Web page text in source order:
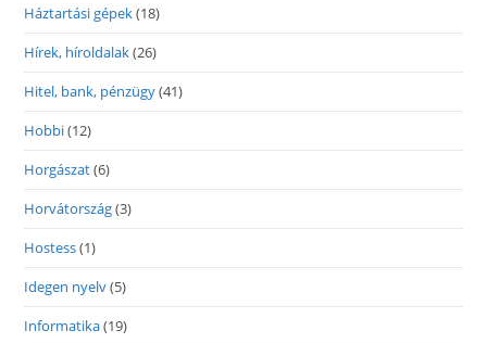
Háztartási gépek(18)
Hírek, híroldalak(26)
Hitel, bank, pénzügy(41)
Hobbi(12)
Horgászat(6)
Horvátország(3)
Hostess(1)
Idegen nyelv(5)
Informatika(19)